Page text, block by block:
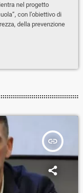
nel progetto
con l’obiettivo di
della prevenzione
insert_link